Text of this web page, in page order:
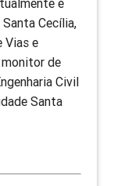
Cecília,
Vias e
monitor de
Civil
Santa